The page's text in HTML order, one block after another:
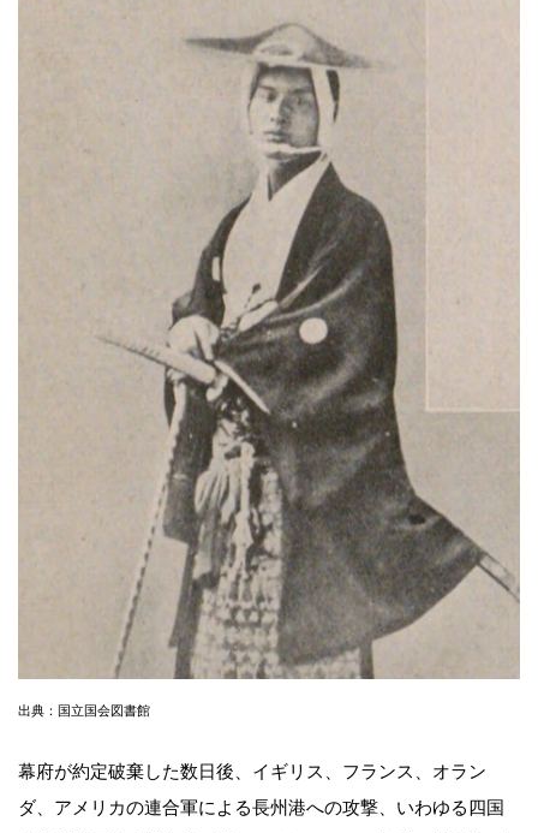
出典：国立国会図書館
幕府が約定破棄した数日後、イギリス、フランス、オラン
ダ、アメリカの連合軍による長州港への攻撃、いわゆる四国